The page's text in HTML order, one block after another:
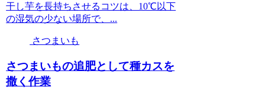
干し芋を長持ちさせるコツは、10℃以下
の湿気の少ない場所で、...
さつまいも
さつまいもの追肥として種カスを
撒く作業